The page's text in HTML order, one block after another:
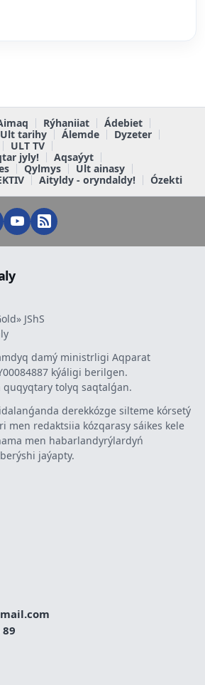
Rýhaniiat
Ádebiet
Ult tarihy Álemde
Dyzeter
ULT TV
jyly!
Aqsaýyt
Qylmys
Ult ainasy
Aityldy - oryndaldy! Ózekti
JShS
damý ministrligi Aqparat
kýáligi berilgen.
tolyq saqtalǵan.
derekkózge silteme kórsetý
men redaktsiia kózqarasy sáikes kele
men habarlandyrýlardyń
jaýapty.
89